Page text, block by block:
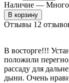
Наличие — Много
В корзину
Отзывы 12
В восторге!!!
положили
рассаду для
дыни. Очень